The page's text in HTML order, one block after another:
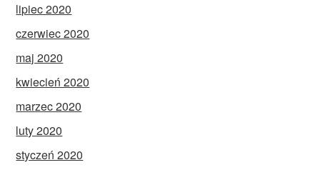
lipiec 2020
czerwiec 2020
maj 2020
kwiecień 2020
marzec 2020
luty 2020
styczeń 2020